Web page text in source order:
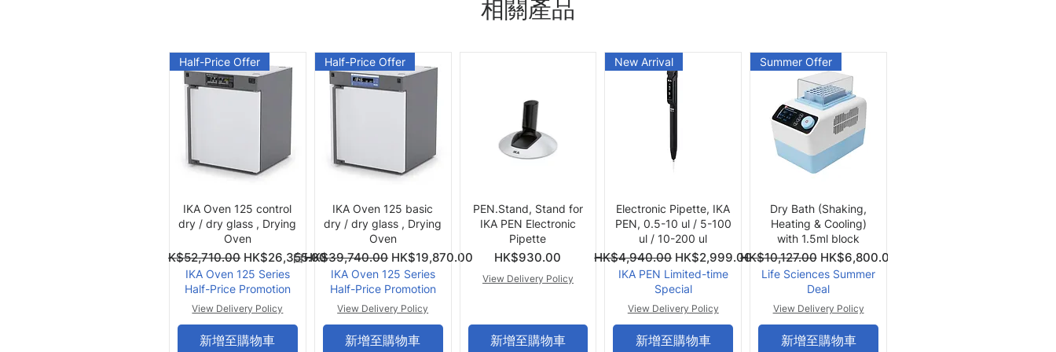
相關產品
快速瀏覽
Half-Price Offer
IKA Oven 125 control
dry / dry glass , Drying
Oven
一般價格
HK$52,710.00 HK$26,355.00
促銷價格
IKA Oven 125 Series
Half-Price Promotion
View Delivery Policy
新增至購物車
快速瀏覽
Half-Price Offer
IKA Oven 125 basic
dry / dry glass , Drying
Oven
自
一般價格
HK$39,740.00 HK$19,870.00
促銷價格
IKA Oven 125 Series
Half-Price Promotion
View Delivery Policy
新增至購物車
快速瀏覽
PEN.Stand, Stand for
IKA PEN Electronic
Pipette
價格
HK$930.00
View Delivery Policy
新增至購物車
快速瀏覽
New Arrival
Electronic Pipette, IKA
PEN, 0.5-10 ul / 5-100
ul / 10-200 ul
一般價格
HK$4,940.00 促銷價格
HK$2,999.00
IKA PEN Limited-time
Special
View Delivery Policy
新增至購物車
快速瀏覽
Summer Offer
Dry Bath (Shaking,
Heating & Cooling)
with 1.5ml block
一般價格
HK$10,127.00 促銷價格
HK$6,800.00
Life Sciences Summer
Deal
View Delivery Policy
新增至購物車